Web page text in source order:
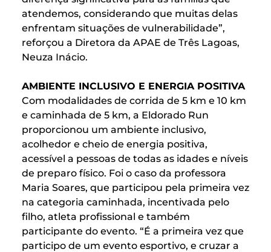
atendemos, considerando que muitas delas
enfrentam situações de vulnerabilidade”,
reforçou a Diretora da APAE de Três Lagoas,
Neuza Inácio.
AMBIENTE INCLUSIVO E ENERGIA POSITIVA
Com modalidades de corrida de 5 km e 10 km
e caminhada de 5 km, a Eldorado Run
proporcionou um ambiente inclusivo,
acolhedor e cheio de energia positiva,
acessível a pessoas de todas as idades e níveis
de preparo físico. Foi o caso da professora
Maria Soares, que participou pela primeira vez
na categoria caminhada, incentivada pelo
filho, atleta profissional e também
participante do evento. “É a primeira vez que
participo de um evento esportivo, e cruzar a